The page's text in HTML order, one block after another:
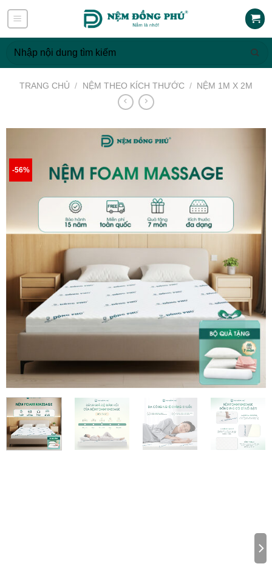
Skip
content
kiếm:
TRANG CHỦ / NỆM THEO KÍCH THƯỚC / NỆM 1M X 2M
-56%